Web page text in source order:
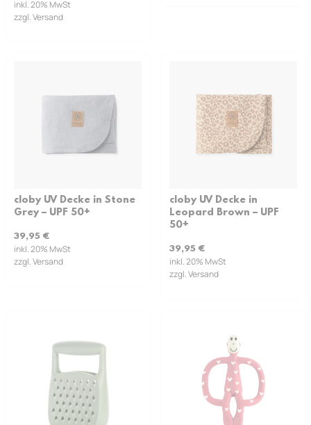
inkl. 20% MwSt
zzgl. Versand
cloby UV Decke in Stone
Grey – UPF 50+
39,95 €
inkl. 20% MwSt
zzgl. Versand
cloby UV Decke in
Leopard Brown – UPF
50+
39,95 €
inkl. 20% MwSt
zzgl. Versand